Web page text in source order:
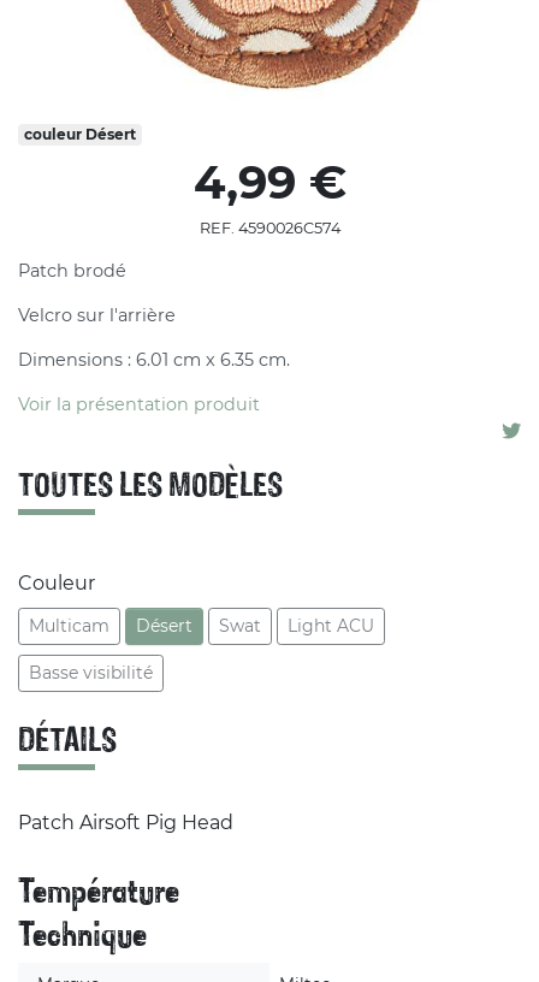
Patch brodé
Velcro sur l'arrière
Dimensions : 6.01 cm x 6.35 cm.
Voir la présentation produit
4,99 €
REF. 4590026C574
TOUTES LES MODÈLES
Couleur
Multicam Désert Swat Light ACU
Basse visibilité
DÉTAILS
Patch Airsoft Pig Head
Température
Technique
couleur Désert